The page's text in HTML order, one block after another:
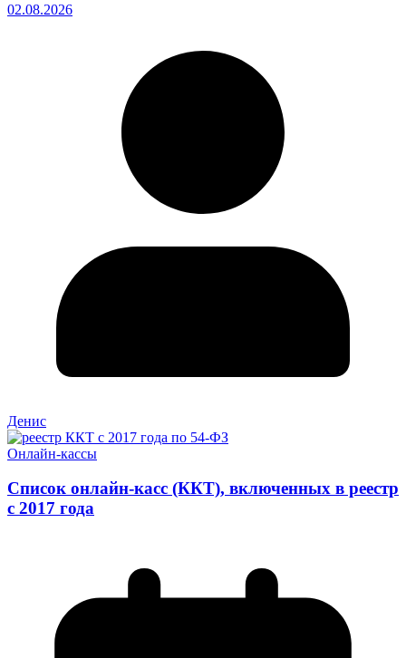
02.08.2026
Денис
Онлайн-кассы
Список онлайн-касс (ККТ), включенных в реестр
с 2017 года